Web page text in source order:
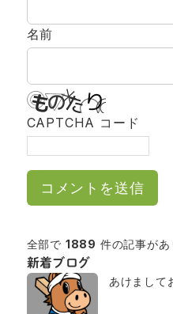
名前
CAPTCHA コード
全部で 1889 件の記事があ
新着ブログ
あけまして